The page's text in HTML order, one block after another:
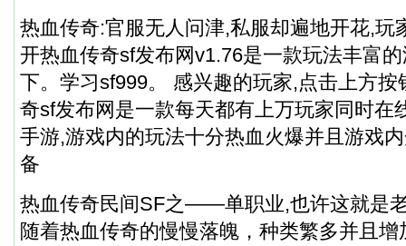
热血传奇:官服无人问津,私服却遍地开花,玩
开热血传奇sf发布网v1.76是一款玩法丰富
下。学习sf999。 感兴趣的玩家,点击上方
奇sf发布网是一款每天都有上万玩家同时在
手游,游戏内的玩法十分热血火爆并且游戏
备
热血传奇民间SF之——单职业,也许这就是
随着热血传奇的慢慢落魄，种类繁多并且